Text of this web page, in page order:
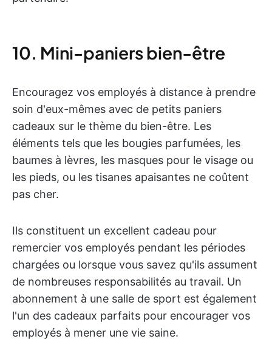
10. Mini-paniers bien-être
Encouragez vos employés à distance à prendre
soin d'eux-mêmes avec de petits paniers
cadeaux sur le thème du bien-être. Les
éléments tels que les bougies parfumées, les
baumes à lèvres, les masques pour le visage ou
les pieds, ou les tisanes apaisantes ne coûtent
pas cher.
Ils constituent un excellent cadeau pour
remercier vos employés pendant les périodes
chargées ou lorsque vous savez qu'ils assument
de nombreuses responsabilités au travail. Un
abonnement à une salle de sport est également
l'un des cadeaux parfaits pour encourager vos
employés à mener une vie saine.